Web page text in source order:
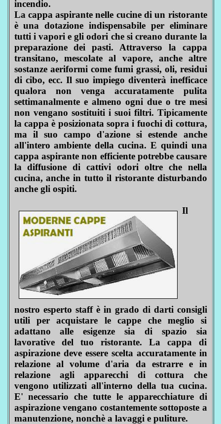
incendio.
La cappa aspirante nelle cucine di un ristorante
è una dotazione indispensabile per eliminare
tutti i vapori e gli odori che si creano durante la
preparazione dei pasti. Attraverso la cappa
transitano, mescolate al vapore, anche altre
sostanze aeriformi come fumi grassi, oli, residui
di cibo, ecc. Il suo impiego diventerà inefficace
qualora non venga accuratamente pulita
settimanalmente e almeno ogni due o tre mesi
non vengano sostituiti i suoi filtri. Tipicamente
la cappa è posizionata sopra i fuochi di cottura,
ma il suo campo d'azione si estende anche
all'intero ambiente della cucina. E quindi una
cappa aspirante non efficiente potrebbe causare
la diffusione di cattivi odori oltre che nella
cucina, anche in tutto il ristorante disturbando
anche gli ospiti.
Il
nostro esperto staff è in grado di darti consigli
utili per acquistare le cappe che meglio si
adattano alle esigenze sia di spazio sia
lavorative del tuo ristorante. La cappa di
aspirazione deve essere scelta accuratamente in
relazione al volume d'aria da estrarre e in
relazione agli apparecchi di cottura che
vengono utilizzati all'interno della tua cucina.
E' necessario che tutte le apparecchiature di
aspirazione vengano costantemente sottoposte a
manutenzione, nonchè a lavaggi e puliture.